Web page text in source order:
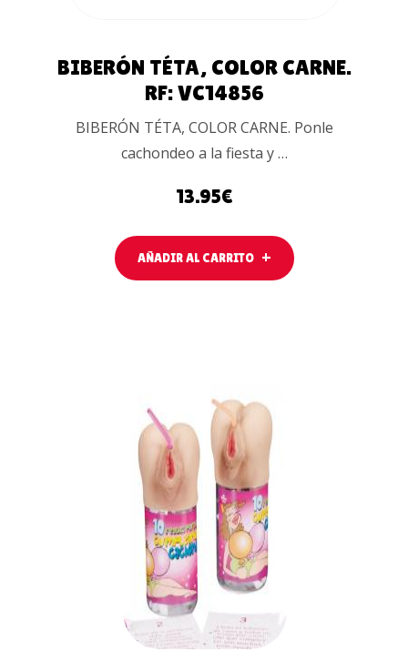
BIBERÓN TÉTA, COLOR CARNE.
RF: VC14856
BIBERÓN TÉTA, COLOR CARNE. Ponle
cachondeo a la fiesta y …
13.95€
AÑADIR AL CARRITO
AÑADIR
AL
CARRITO